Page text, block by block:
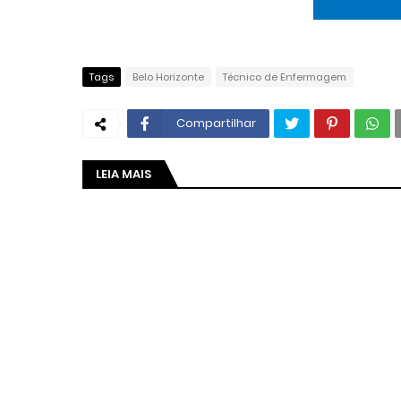
Tags Belo Horizonte Técnico de Enfermagem
Compartilhar
LEIA MAIS